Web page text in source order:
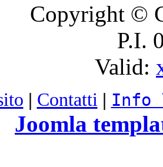
Copyright ©
P.I.
Valid:
| Contatti | Info
Joomla